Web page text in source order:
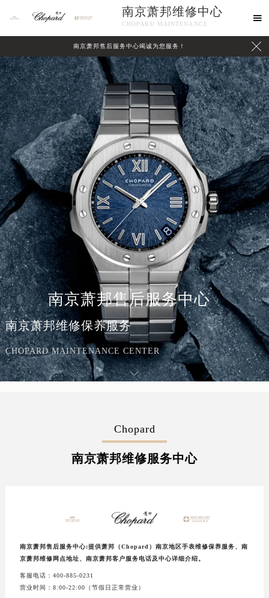
南京萧邦维修中心
CHOPARD MAINTENANCE

南京萧邦售后服务中心竭诚为您服务！ 
南京萧邦售后服务中心
南京萧邦维修保养服务
CHOPARD MAINTENANCE CENTER
心介绍 联系我们
Chopard
南京萧邦维修服务中心
南京萧邦售后服务中心:提供萧邦（Chopard）南京地区手表维修保养服务、南
京萧邦维修网点地址、南京萧邦客户服务电话及中心详细介绍。
客服电话：400-885-0231
营业时间：8:00-22:00（节假日正常营业）